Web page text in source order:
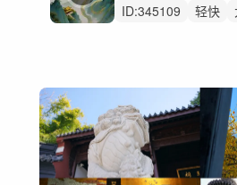
ID:345109 轻快